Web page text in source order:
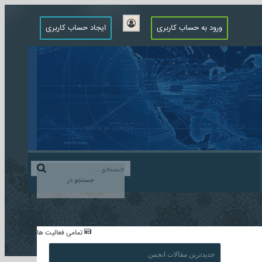
ورود به حساب کاربری ایجاد حساب کاربری
جستجو در
تمامی فعالیت ها
جدیدترین مقالات انجمن